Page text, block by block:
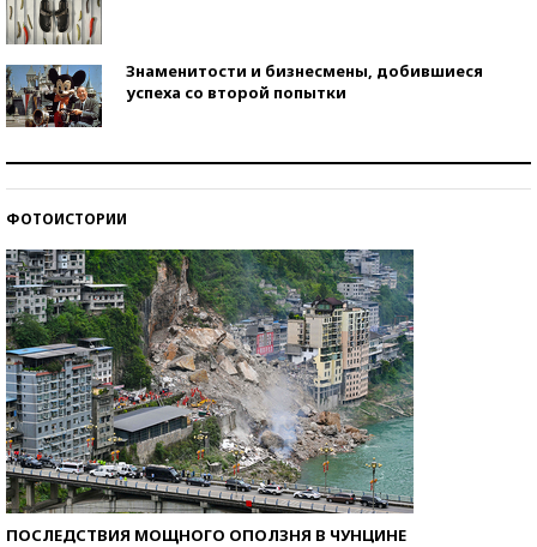
Знаменитости и бизнесмены, добившиеся
успеха со второй попытки
ФОТОИСТОРИИ
ПОСЛЕДСТВИЯ МОЩНОГО ОПОЛЗНЯ В ЧУНЦИНЕ